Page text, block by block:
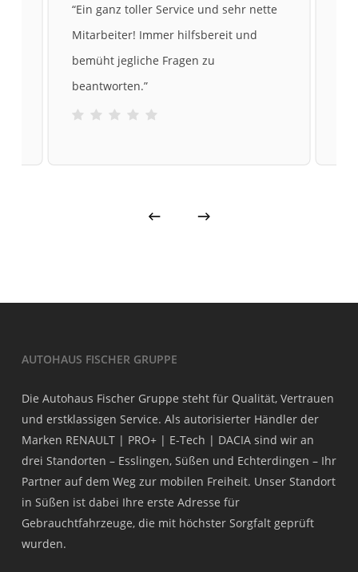
“Ein ganz toller Service und sehr nette
Mitarbeiter! Immer hilfsbereit und
bemüht jegliche Fragen zu
beantworten.”
AUTOHAUS FISCHER GRUPPE
Die Autohaus Fischer Gruppe steht für Qualität, Vertrauen
und erstklassigen Service. Als autorisierter Händler der
Marken RENAULT | PRO+ | E-Tech | DACIA sind wir an
drei Standorten – Esslingen, Süßen und Echterdingen – Ihr
Partner auf dem Weg zur mobilen Freiheit. Unser Standort
in Süßen ist dabei Ihre erste Adresse für
Gebrauchtfahrzeuge, die mit höchster Sorgfalt geprüft
wurden.